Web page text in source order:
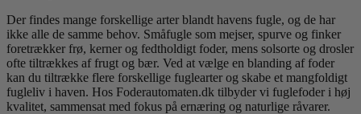
Der findes mange forskellige arter blandt havens fugle, og de har
ikke alle de samme behov. Småfugle som mejser, spurve og finker
foretrækker frø, kerner og fedtholdigt foder, mens solsorte og drosler
ofte tiltrækkes af frugt og bær. Ved at vælge en blanding af foder
kan du tiltrække flere forskellige fuglearter og skabe et mangfoldigt
fugleliv i haven. Hos Foderautomaten.dk tilbyder vi fuglefoder i høj
kvalitet, sammensat med fokus på ernæring og naturlige råvarer.